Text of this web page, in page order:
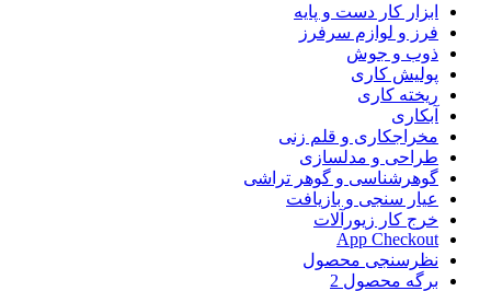
ابزار کار دست و پایه
فرز و لوازم سرفرز
ذوب و جوش
پولیش کاری
ریخته کاری
آبکاری
مخراجکاری و قلم زنی
طراحی و مدلسازی
گوهرشناسی و گوهر تراشی
عیار سنجی و بازیافت
خرج کار زیورآلات
App Checkout
نظرسنجی محصول
برگه محصول 2